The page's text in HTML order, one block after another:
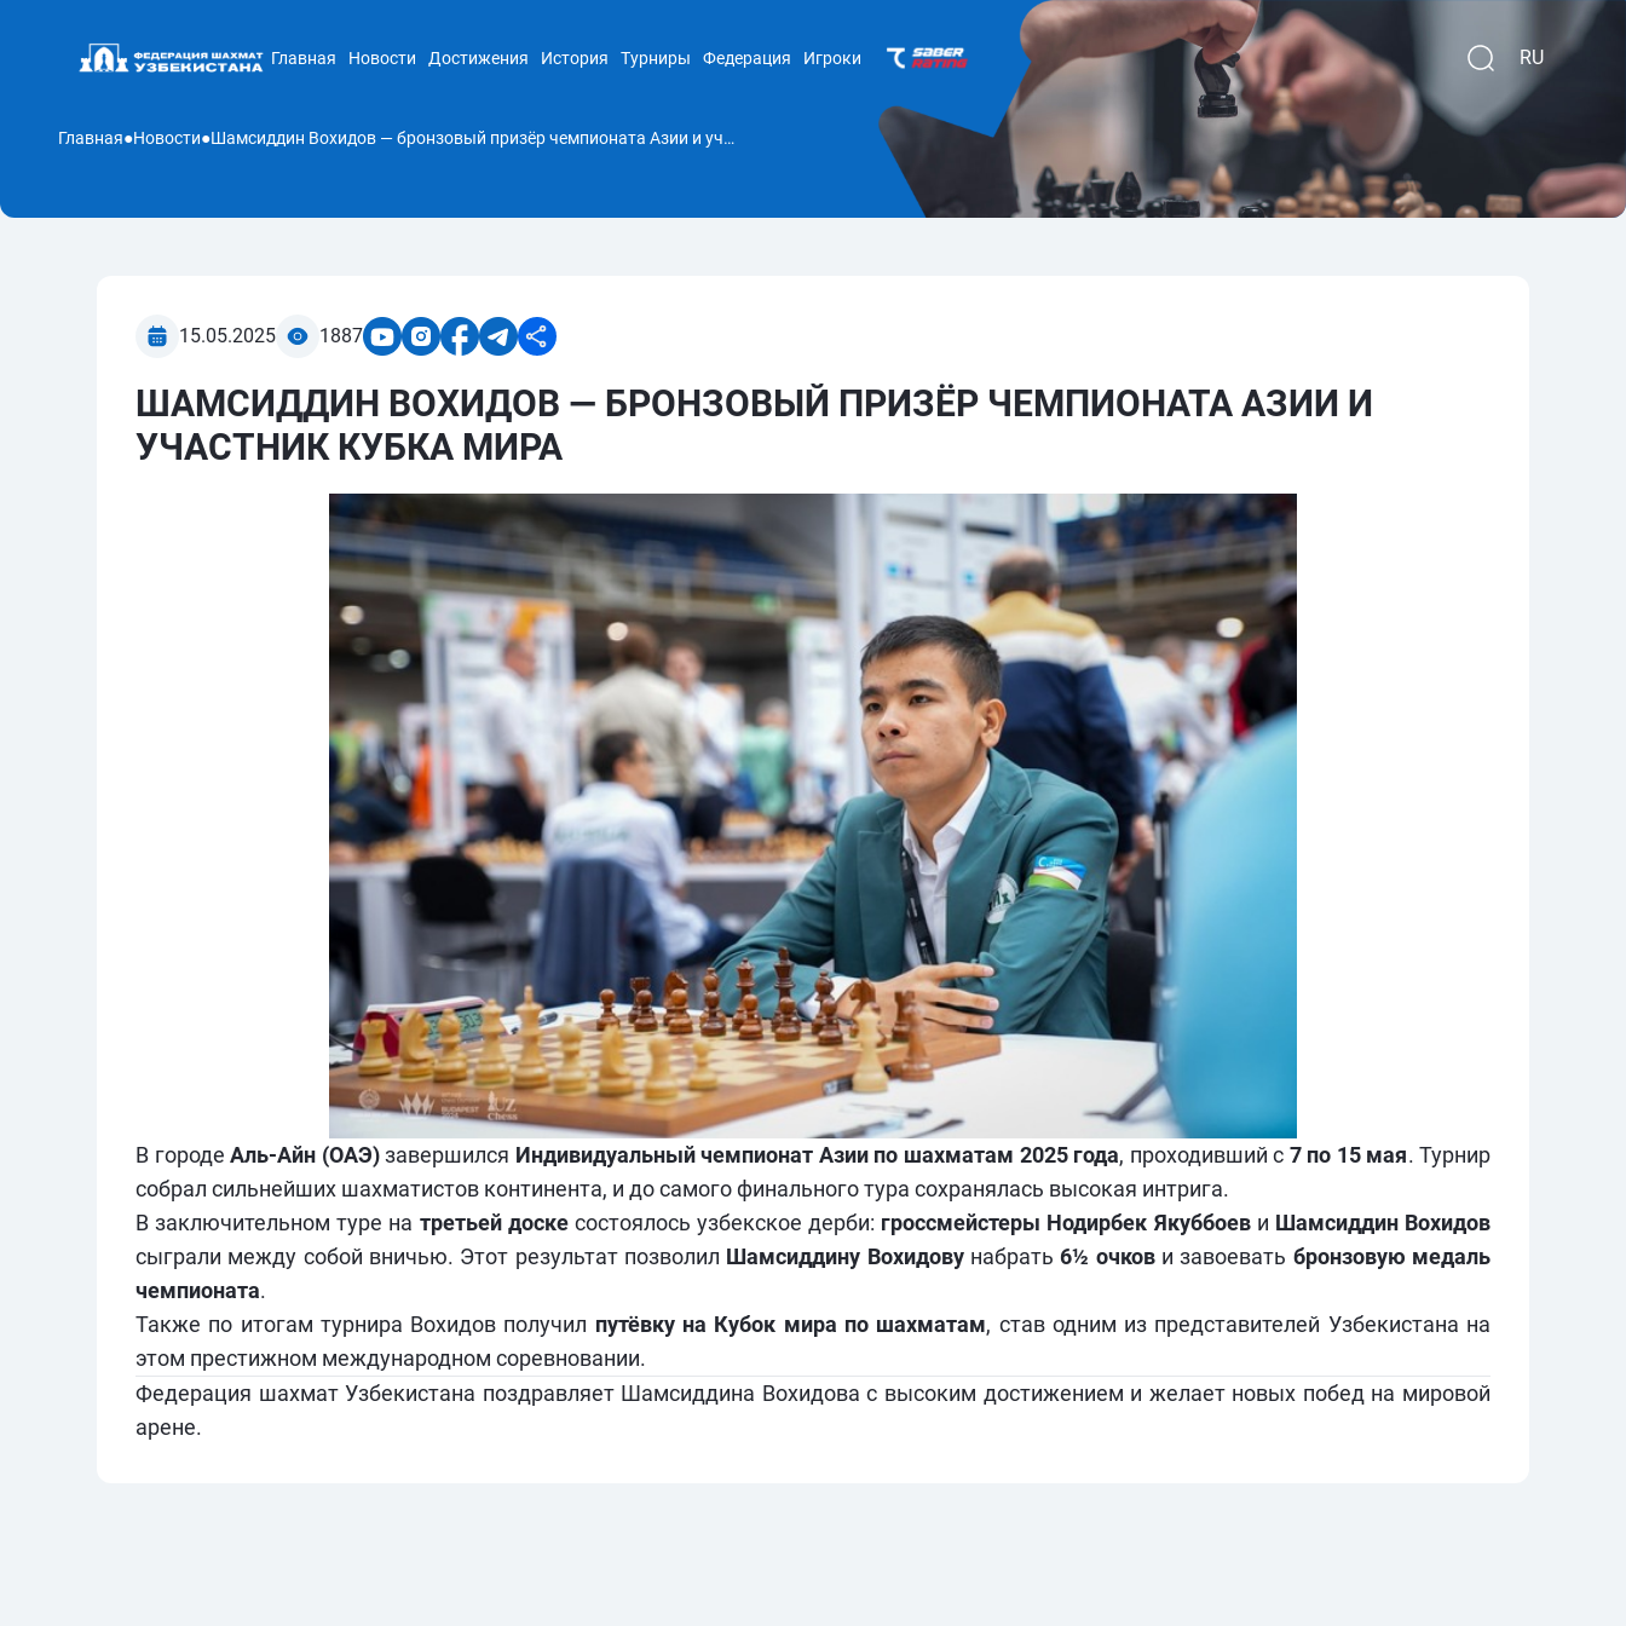
Главная Новости Достижения История Турниры Федерация Игроки RU
Главная●Новости● Шамсиддин Вохидов — бронзовый призёр чемпионата Азии и участник Кубка мира
15.05.2025 1887
ШАМСИДДИН ВОХИДОВ — БРОНЗОВЫЙ ПРИЗЁР ЧЕМПИОНАТА АЗИИ И
УЧАСТНИК КУБКА МИРА
В городеАль-Айн (ОАЭ)завершился Индивидуальный чемпионат Азии по шахматам 2025 года, проходивший с 7 по 15 мая. Турнир
собрал сильнейших шахматистов континента, и до самого финального тура сохранялась высокая интрига.
В заключительном туре на третьей доскесостоялось узбекское дерби: гроссмейстеры Нодирбек Якуббоеви Шамсиддин Вохидов
сыграли между собой вничью. Этот результат позволил Шамсиддину Вохидовунабрать6½ очкови завоевать бронзовую медаль
чемпионата.
Также по итогам турнира Вохидов получил путёвку на Кубок мира по шахматам, став одним из представителей Узбекистана на
этом престижном международном соревновании.
Федерация шахмат Узбекистана поздравляет Шамсиддина Вохидова с высоким достижением и желает новых побед на мировой
арене.